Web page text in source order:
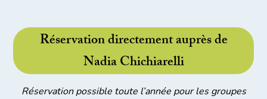
Réservation directement auprès de
Nadia Chichiarelli
Réservation possible toute l’année pour les groupes